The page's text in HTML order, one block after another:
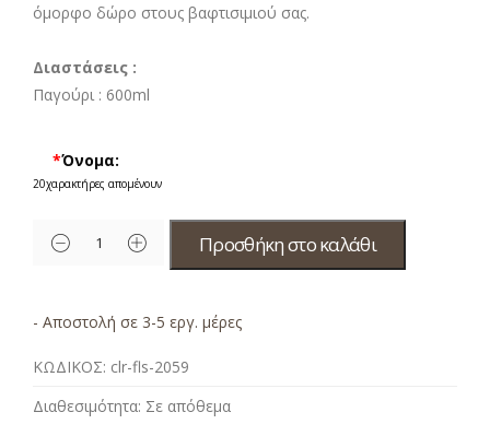
όμορφο δώρο στους βαφτισιμιού σας.
Διαστάσεις :
Παγούρι : 600ml
*Όνομα:
20χαρακτήρες απομένουν
Προσθήκη στο καλάθι
- Αποστολή σε 3-5 εργ. μέρες
ΚΩΔΙΚΟΣ: clr-fls-2059
Διαθεσιμότητα: Σε απόθεμα